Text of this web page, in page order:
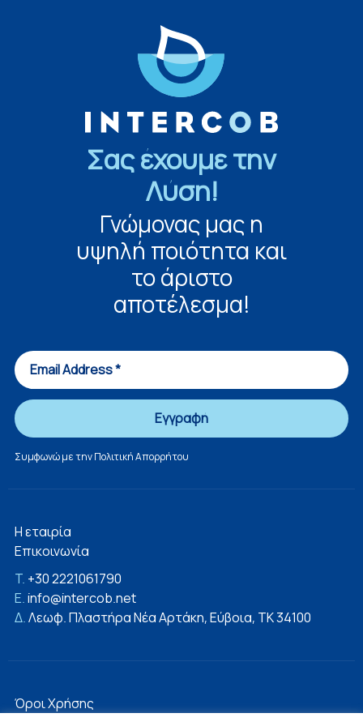
Σας έχουμε την
Λύση!
Γνώμονας μας η
υψηλή ποιότητα και
το άριστο
αποτέλεσμα!
Συμφωνώ με τηνΠολιτική Απορρήτου
Η εταιρία
Επικοινωνία
T. +30 2221061790
E.info@intercob.net
Δ.Λεωφ. Πλαστήρα Νέα Αρτάκη, Εύβοια, ΤΚ 34100
Όροι Χρήσης